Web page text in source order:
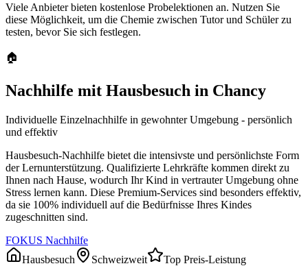
Viele Anbieter bieten kostenlose Probelektionen an. Nutzen Sie
diese Möglichkeit, um die Chemie zwischen Tutor und Schüler zu
testen, bevor Sie sich festlegen.
🏠
Nachhilfe mit Hausbesuch in Chancy
Individuelle Einzelnachhilfe in gewohnter Umgebung - persönlich
und effektiv
Hausbesuch-Nachhilfe bietet die intensivste und persönlichste Form
der Lernunterstützung. Qualifizierte Lehrkräfte kommen direkt zu
Ihnen nach Hause, wodurch Ihr Kind in vertrauter Umgebung ohne
Stress lernen kann. Diese Premium-Services sind besonders effektiv,
da sie 100% individuell auf die Bedürfnisse Ihres Kindes
zugeschnitten sind.
FOKUS Nachhilfe
Hausbesuch
Schweizweit
Top Preis-Leistung